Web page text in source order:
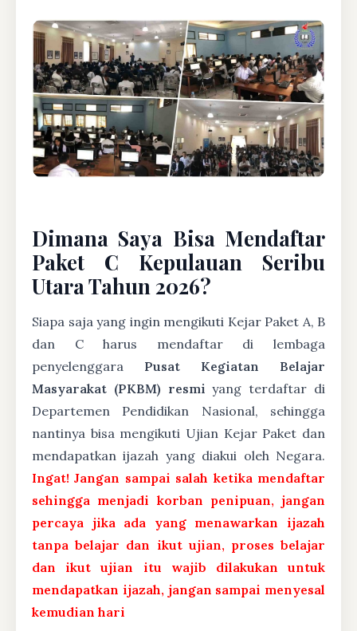
Dimana Saya Bisa Mendaftar
Paket C Kepulauan Seribu
Utara Tahun 2026?
Siapa saja yang ingin mengikuti Kejar Paket A, B
dan C harus mendaftar di lembaga
penyelenggara Pusat Kegiatan Belajar
Masyarakat (PKBM) resmi yang terdaftar di
Departemen Pendidikan Nasional, sehingga
nantinya bisa mengikuti Ujian Kejar Paket dan
mendapatkan ijazah yang diakui oleh Negara.
Ingat! Jangan sampai salah ketika mendaftar
sehingga menjadi korban penipuan, jangan
percaya jika ada yang menawarkan ijazah
tanpa belajar dan ikut ujian, proses belajar
dan ikut ujian itu wajib dilakukan untuk
mendapatkan ijazah, jangan sampai menyesal
kemudian hari